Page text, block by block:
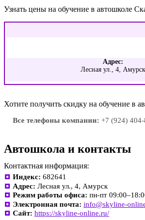
Узнать цены на обучение в автошколе
Адрес:
Лесная ул., 4, Амурск
Хотите получить скидку на обучение в
Все телефоны компании: +7 (924)
Автошкола и контакты
Контактная информация:
Индекс: 682641
Адрес: Лесная ул., 4, Амурск
Режим работы офиса: пн-пт
Электронная почта: info@skyline-
Сайт: https://skyline-online.ru/